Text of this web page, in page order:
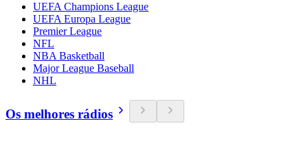
UEFA Champions League
UEFA Europa League
Premier League
NFL
NBA Basketball
Major League Baseball
NHL
Os melhores rádios